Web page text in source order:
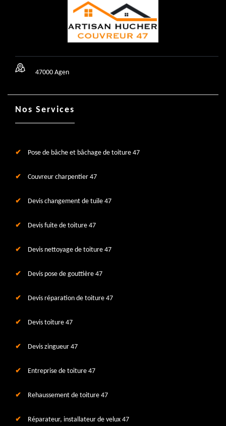
47000 Agen
Nos Services
Pose de bâche et bâchage de toiture 47
Couvreur charpentier 47
Devis changement de tuile 47
Devis fuite de toiture 47
Devis nettoyage de toiture 47
Devis pose de gouttière 47
Devis réparation de toiture 47
Devis toiture 47
Devis zingueur 47
Entreprise de toiture 47
Rehaussement de toiture 47
Réparateur, installateur de velux 47